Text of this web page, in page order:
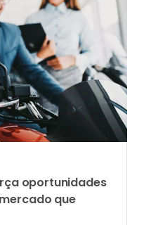
oportunidades
que